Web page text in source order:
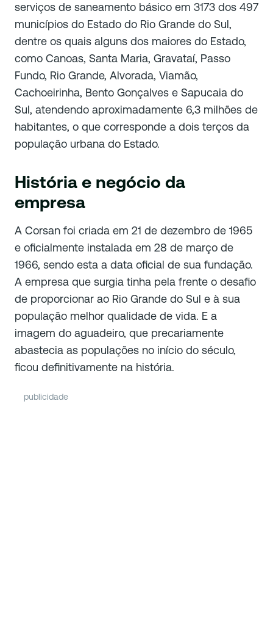
serviços de saneamento básico em 3173 dos 497
municípios do Estado do Rio Grande do Sul,
dentre os quais alguns dos maiores do Estado,
como Canoas, Santa Maria, Gravataí, Passo
Fundo, Rio Grande, Alvorada, Viamão,
Cachoeirinha, Bento Gonçalves e Sapucaia do
Sul, atendendo aproximadamente 6,3 milhões de
habitantes, o que corresponde a dois terços da
população urbana do Estado.
História e negócio da
empresa
A Corsan foi criada em 21 de dezembro de 1965
e oficialmente instalada em 28 de março de
1966, sendo esta a data oficial de sua fundação.
A empresa que surgia tinha pela frente o desafio
de proporcionar ao Rio Grande do Sul e à sua
população melhor qualidade de vida. E a
imagem do aguadeiro, que precariamente
abastecia as populações no início do século,
ficou definitivamente na história.
publicidade